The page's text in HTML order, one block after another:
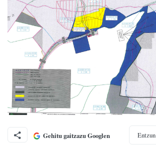
Gehitu gaitzazu Googlen Entzun